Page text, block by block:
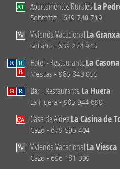
Apartamentos Rurales La
Sobrefoz - 649 740 719
Vivienda Vacacional La Granxa
Sellaño - 639 274 945
Hotel - RestauranteLa
Mestas - 985 843 055
Bar - RestauranteLa Huera
La Huera - 985 944 690
Casa de Aldea La Casina de
Cazo - 679 593 404
Vivienda Vacacional La Viesca
Cazo - 696 181 399